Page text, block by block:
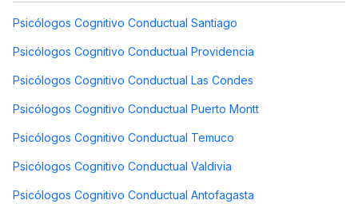
Psicólogos Cognitivo Conductual Santiago
Psicólogos Cognitivo Conductual Providencia
Psicólogos Cognitivo Conductual Las Condes
Psicólogos Cognitivo Conductual Puerto Montt
Psicólogos Cognitivo Conductual Temuco
Psicólogos Cognitivo Conductual Valdivia
Psicólogos Cognitivo Conductual Antofagasta